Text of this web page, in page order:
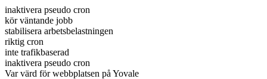
inaktivera pseudo cron
kör väntande jobb
stabilisera arbetsbelastningen
riktig cron
inte trafikbaserad
inaktivera pseudo cron
Var värd för webbplatsen på Yovale